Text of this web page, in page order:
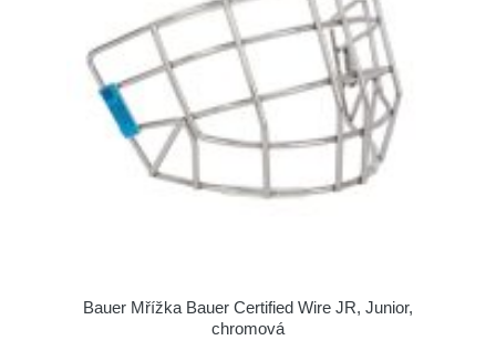
Bauer Mřížka Bauer Certified Wire JR, Junior,
chromová